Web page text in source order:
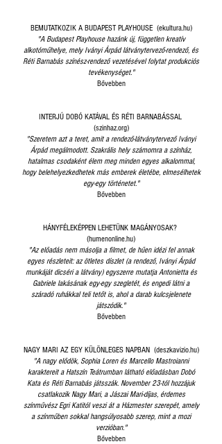
BEMUTATKOZIK A BUDAPEST PLAYHOUSE (ekultura.hu)
"A Budapest Playhouse hazánk új, független kreatív
alkotóműhelye, mely Iványi Árpád látványtervező-rendező, és
Réti Barnabás színész-rendező vezetésével folytat produkciós
tevékenységet."
Bővebben
INTERJÚ DOBÓ KATÁVAL ÉS RÉTI BARNABÁSSAL
(szinhaz.org)
"Szeretem azt a teret, amit a rendező-látványtervező Iványi
Árpád megálmodott. Szakrális hely számomra a színház,
hatalmas csodaként élem meg minden egyes alkalommal,
hogy belehelyezkedhetek más emberek életébe, elmesélhetek
egy-egy történetet."
Bővebben
HÁNYFÉLEKÉPPEN LEHETÜNK MAGÁNYOSAK?
(humenonline.hu)
"Az előadás nem másolja a filmet, de hűen idézi fel annak
egyes részleteit: az ötletes díszlet (a rendező, Iványi Árpád
munkáját dicséri a látvány) egyszerre mutatja Antonietta és
Gabriele lakásának egy-egy szegletét, és engedi látni a
száradó ruhákkal teli tetőt is, ahol a darab kulcsjelenete
játszódik."
Bővebben
NAGY MARI AZ EGY KÜLÖNLEGES NAPBAN (deszkavizio.hu)
"A nagy elődök, Sophia Loren és Marcello Mastroianni
karaktereit a Hatszín Teátrumban látható előadásban Dobó
Kata és Réti Barnabás játsszák. November 23-tól hozzájuk
csatlakozik Nagy Mari, a Jászai Mari-díjas, érdemes
színművész Egri Katitól veszi át a Házmester szerepét, amely
a színműben sokkal hangsúlyosabb szerep, mint a mozi
verzióban."
Bővebben